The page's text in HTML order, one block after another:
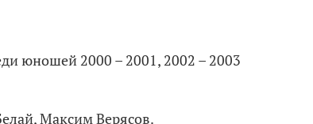
юношей 2000 – 2001, 2002 – 2003
Максим Верясов.